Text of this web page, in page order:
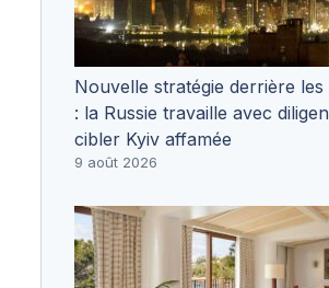
Nouvelle stratégie derrière les
: la Russie travaille avec
cibler Kyiv affamée
9 août 2026